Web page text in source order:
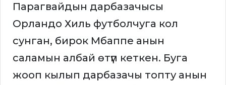
Парагвайдын дарбазачысы
Орландо Хиль футболчуга кол
сунган, бирок Мбаппе анын
саламын албай өтүп кеткен. Буга
жооп кылып дарбазачы топту анын